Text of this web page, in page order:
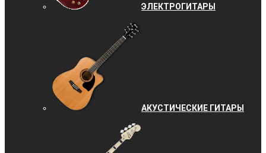
ЭЛЕКТРОГИТАРЫ
АКУСТИЧЕСКИЕ ГИТАРЫ